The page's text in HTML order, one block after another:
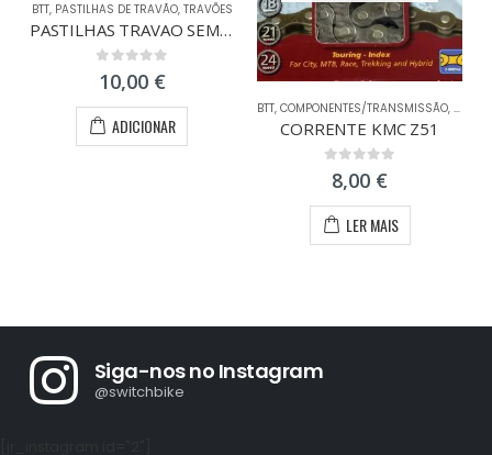
BTT, PASTILHAS DE TRAVÃO, TRAVÕES
PASTILHAS TRAVAO SEMI-METAL AVID CODE R
0out of 5
10,00 €
ADICIONAR
BTT, COMPONENTES/TRANSMISSÃO,
CORRENTE KMC Z51
out of 5
8,00 €
LER MAIS
Siga-nos no Instagram
@switchbike